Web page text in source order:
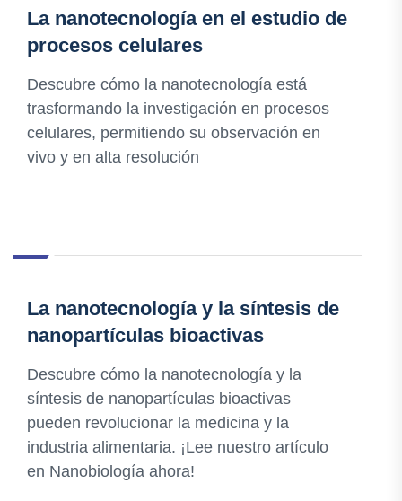
La nanotecnología en el estudio de
procesos celulares
Descubre cómo la nanotecnología está
trasformando la investigación en procesos
celulares, permitiendo su observación en
vivo y en alta resolución
La nanotecnología y la síntesis de
nanopartículas bioactivas
Descubre cómo la nanotecnología y la
síntesis de nanopartículas bioactivas
pueden revolucionar la medicina y la
industria alimentaria. ¡Lee nuestro artículo
en Nanobiología ahora!